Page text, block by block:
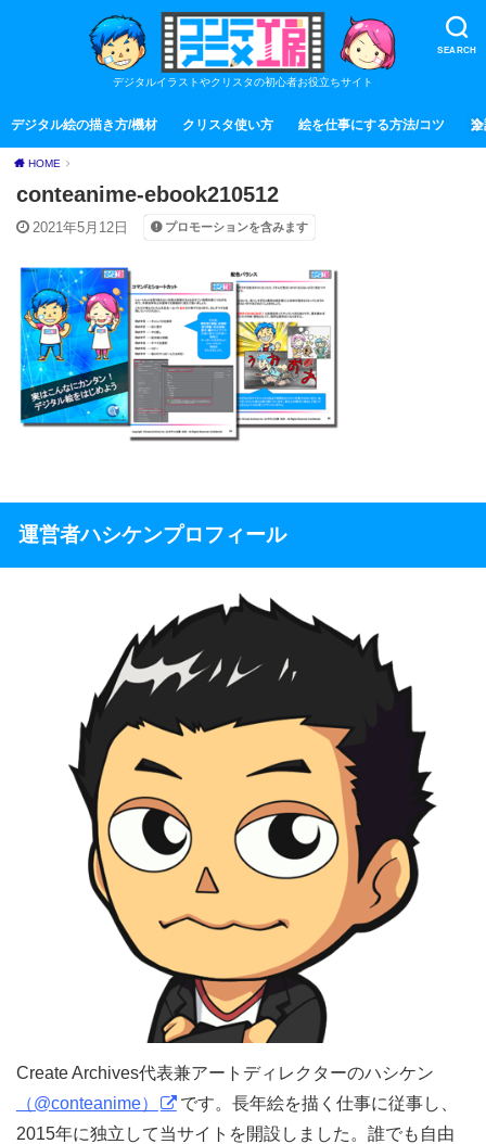
SEARCH
デジタルイラストやクリスタの初心者お役立ちサイト
デジタル絵の描き方/機材 クリスタ使い方 絵を仕事にする方法/コツ 全
HOME
conteanime-ebook210512
2021年5月12日 プロモーションを含みます
運営者ハシケンプロフィール
Create Archives代表兼アートディレクターのハシケン
（@conteanime）
です。長年絵を描く仕事に従事し、
2015年に独立して当サイトを開設しました。誰でも自由